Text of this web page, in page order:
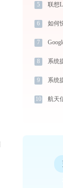
5
6 如何
7
8 系统
9 系统
10